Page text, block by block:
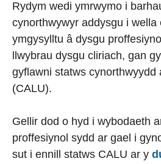
Rydym wedi ymrwymo i
cynorthwywyr addysgu i wella
ymgysylltu â dysgu
llwybrau dysgu cliriach, gan
gyflawni statws cynorthwyydd
(CALU).
Gellir dod o hyd i wybodaeth
proffesiynol sydd ar gael i
sut i ennill statws CALU ar y